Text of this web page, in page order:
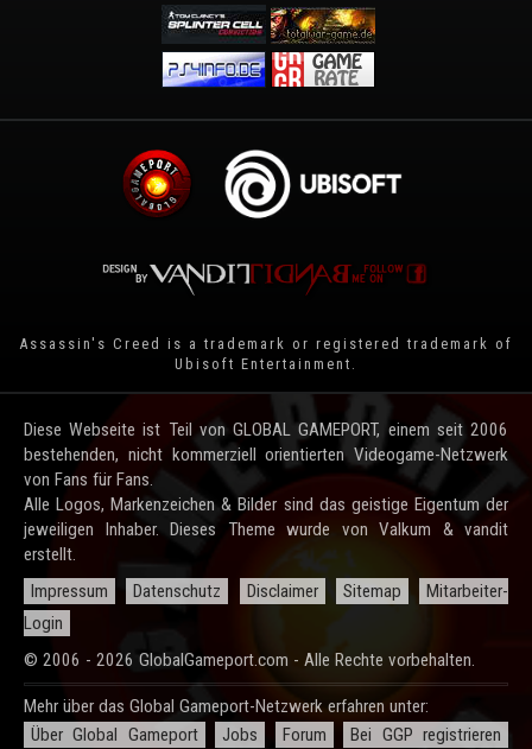
Assassin's Creed is a trademark or registered trademark of
Ubisoft Entertainment .
Diese Webseite ist Teil von GLOBAL GAMEPORT, einem seit 2006
bestehenden, nicht kommerziell orientierten Videogame-Netzwerk
von Fans für Fans.
Alle Logos, Markenzeichen & Bilder sind das geistige Eigentum der
jeweiligen Inhaber. Dieses Theme wurde von Valkum & vandit
erstellt.
Impressum
Datenschutz Disclaimer Sitemap
Mitarbeiter-
Login
© 2006 - 2026 GlobalGameport.com - Alle Rechte vorbehalten.
Mehr über das Global Gameport-Netzwerk erfahren unter:
Über Global Gameport
Jobs Forum Bei GGP registrieren